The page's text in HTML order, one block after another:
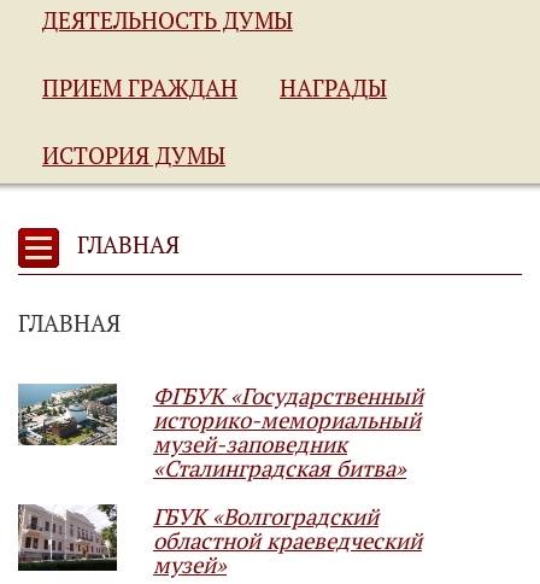
ДЕЯТЕЛЬНОСТЬ ДУМЫ
ПРИЕМ ГРАЖДАН НАГРАДЫ
ИСТОРИЯ ДУМЫ
ГЛАВНАЯ
ГЛАВНАЯ
ФГБУК «Государственный
историко-мемориальный
музей-заповедник
«Сталинградская битва»
ГБУК «Волгоградский
областной краеведческий
музей»